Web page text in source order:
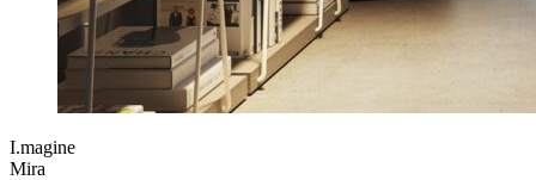
I.magine
Mira